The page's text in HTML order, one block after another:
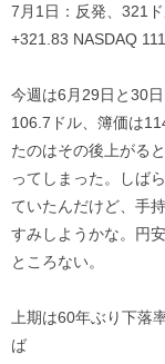
7月1日：反発、321
+321.83 NASDAQ
今週は6月29日と30
106.7ドル、簿価は
たのはその後上がる
ってしまった。しば
ていたんだけど、手
すみしようかな。円
ところない。
上期は60年ぶり下落
ば